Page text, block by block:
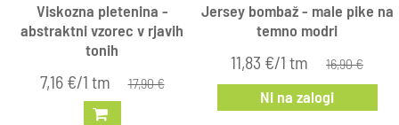
Viskozna pletenina -
abstraktni vzorec v rjavih
tonih
7,16 €/1 tm 17,90 €
Jersey bombaž - male pike na
temno modri
11,83 €/1 tm 16,90 €
Ni na zalogi